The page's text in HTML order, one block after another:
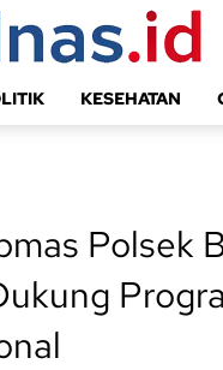
KESEHATAN
Polsek